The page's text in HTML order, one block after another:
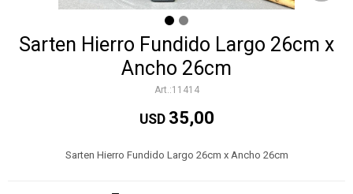
Sarten Hierro Fundido Largo 26cm x
Ancho 26cm
11414
USD 35,00
Sarten Hierro Fundido Largo 26cm x Ancho 26cm